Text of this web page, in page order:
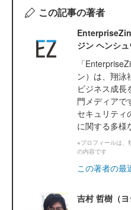
この記事の著者
ジン ヘンシュ
「
ン）は、翔泳
ビジネス成長
門メディアで
セキュリティ
に関する多様
※プロフィールは、
の内容です
この著者の最
吉村 哲樹（ヨ